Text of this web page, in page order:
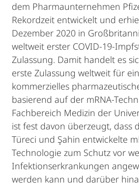
dem Pharmaunternehmen
Rekordzeit entwickelt und
Dezember 2020 in
weltweit erster COVID-19-
Zulassung. Damit handelt es
erste Zulassung weltweit für ein
kommerzielles
basierend auf der mRNA-
Fachbereich Medizin der
ist fest davon überzeugt, dass
Türeci und Şahin entwickelte
Technologie zum Schutz vor
Infektionserkrankungen
werden kann und darüber